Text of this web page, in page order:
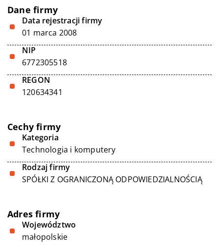
Dane firmy
Data rejestracji firmy
01 marca 2008
NIP
6772305518
REGON
120634341
Cechy firmy
Kategoria
Technologia i komputery
Rodzaj firmy
SPÓŁKI Z OGRANICZONĄ ODPOWIEDZIALNOŚCIĄ
Adres firmy
Województwo
małopolskie